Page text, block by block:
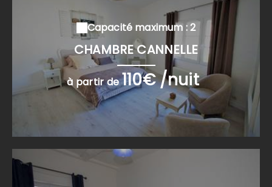
Capacité maximum : 2
CHAMBRE CANNELLE
à partir de110€ /nuit